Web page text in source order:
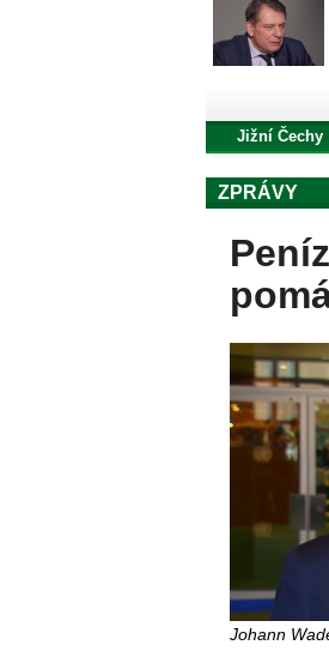
Jižní Čechy
ZPRÁVY
Johann